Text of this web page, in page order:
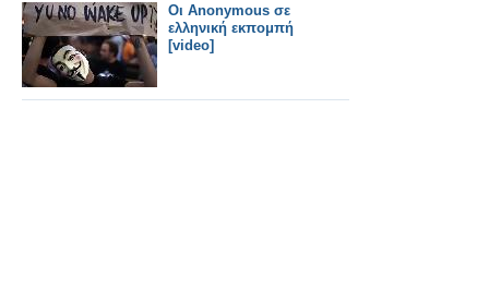
Οι Anonymous σε
ελληνική εκπομπή
[video]